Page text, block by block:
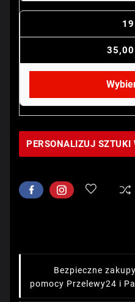
35,00
PERSONALIZUJ SZTUKI
Bezpieczne zakupy
pomocy Przelewy24 i